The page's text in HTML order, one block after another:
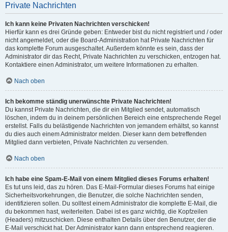
Private Nachrichten
Ich kann keine Privaten Nachrichten verschicken!
Hierfür kann es drei Gründe geben: Entweder bist du nicht registriert und / oder
nicht angemeldet, oder die Board-Administration hat Private Nachrichten für
das komplette Forum ausgeschaltet. Außerdem könnte es sein, dass der
Administrator dir das Recht, Private Nachrichten zu verschicken, entzogen hat.
Kontaktiere einen Administrator, um weitere Informationen zu erhalten.
Nach oben
Ich bekomme ständig unerwünschte Private Nachrichten!
Du kannst Private Nachrichten, die dir ein Mitglied sendet, automatisch
löschen, indem du in deinem persönlichen Bereich eine entsprechende Regel
erstellst. Falls du belästigende Nachrichten von jemandem erhältst, so kannst
du dies auch einem Administrator melden. Dieser kann dem betreffenden
Mitglied dann verbieten, Private Nachrichten zu versenden.
Nach oben
Ich habe eine Spam-E-Mail von einem Mitglied dieses Forums erhalten!
Es tut uns leid, das zu hören. Das E-Mail-Formular dieses Forums hat einige
Sicherheitsvorkehrungen, die Benutzer, die solche Nachrichten senden,
identifizieren sollen. Du solltest einem Administrator die komplette E-Mail, die
du bekommen hast, weiterleiten. Dabei ist es ganz wichtig, die Kopfzeilen
(Headers) mitzuschicken. Diese enthalten Details über den Benutzer, der die
E-Mail verschickt hat. Der Administrator kann dann entsprechend reagieren.